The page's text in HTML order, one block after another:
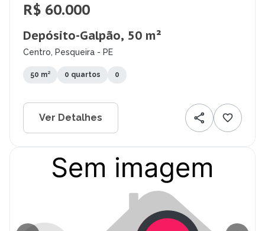
R$ 60.000
Depósito-Galpão, 50 m²
Centro, Pesqueira - PE
50 m² 0 quartos 0
Ver Detalhes